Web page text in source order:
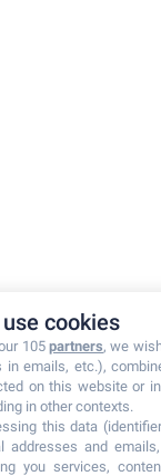
cookies
105partners, we
in emails, etc.),
on this website or
in other contexts.
this data
addresses and
you services,